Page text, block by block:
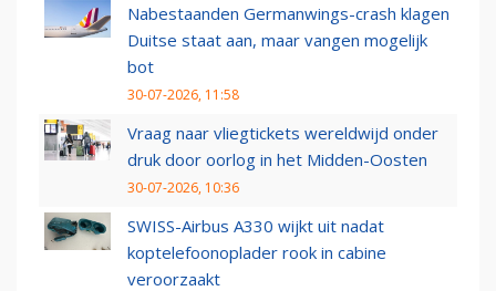
Nabestaanden Germanwings-crash klagen
Duitse staat aan, maar vangen mogelijk
bot
30-07-2026, 11:58
Vraag naar vliegtickets wereldwijd onder
druk door oorlog in het Midden-Oosten
30-07-2026, 10:36
SWISS-Airbus A330 wijkt uit nadat
koptelefoonoplader rook in cabine
veroorzaakt